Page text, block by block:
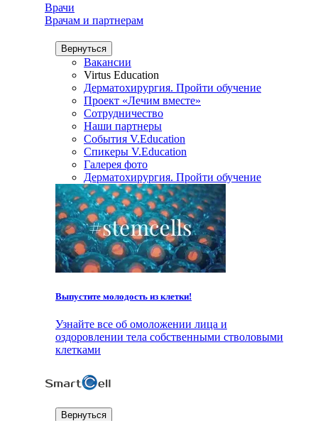
Врачи
Врачам и партнерам
Вернуться
Вакансии
Virtus Education
Дерматохирургия. Пройти обучение
Проект «Лечим вместе»
Сотрудничество
Наши партнеры
События V.Education
Спикеры V.Education
Галерея фото
Дерматохирургия. Пройти обучение
Выпустите молодость из клетки!
Узнайте все об омоложении лица и
оздоровлении тела собственными стволовыми
клетками
Вернуться